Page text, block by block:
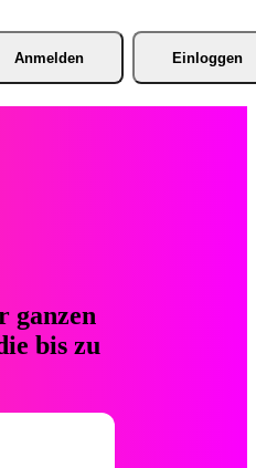
Anmelden Einloggen
ganzen
bis zu